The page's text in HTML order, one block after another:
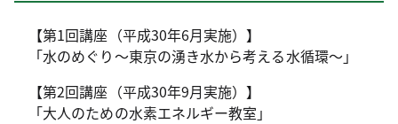
【第1回講座（平成30年6月実施）】
「水のめぐり～東京の湧き水から考える水循環～」
【第2回講座（平成30年9月実施）】
「大人のための水素エネルギー教室」